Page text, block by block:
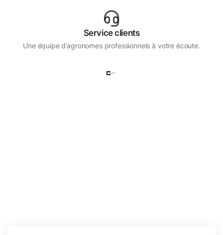
Service clients
Une équipe d’agronomes professionnels à votre écoute.